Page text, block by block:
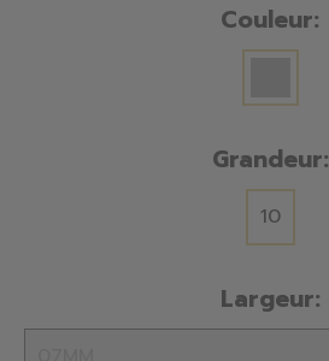
Couleur:
Grandeur:
10
Largeur: